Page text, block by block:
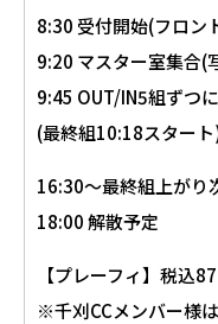
8:30 受付開始(フロン
9:20 マスター室集合(
9:45 OUT/IN5組ずつ
(最終組10:18スター
16:30〜最終組上がり
18:00 解散予定
【プレーフィ】税込
※千刈CCメンバー様